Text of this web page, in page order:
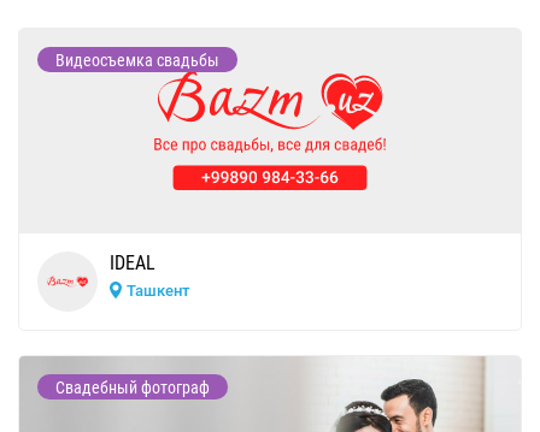
Видеосъемка свадьбы
IDEAL
Ташкент
Свадебный фотограф